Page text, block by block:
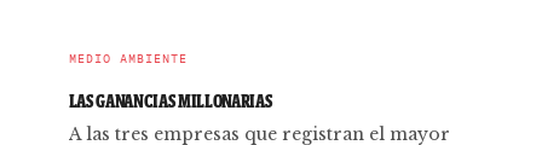
MEDIO AMBIENTE
LAS GANANCIAS MILLONARIAS
A las tres empresas que registran el mayor